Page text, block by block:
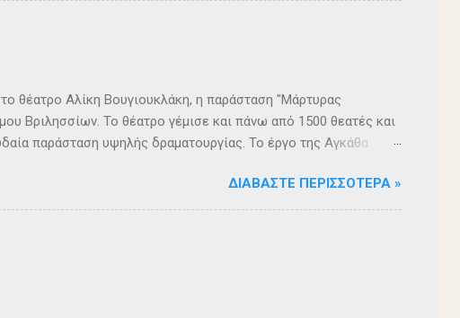
θέατρο Αλίκη Βουγιουκλάκη, η παράσταση "Μάρτυρας
Βριλησσίων. Το θέατρο γέμισε και πάνω από 1500 θεατές και
παράσταση υψηλής δραματουργίας. Το έργο της Αγκάθα
όλα τα ερωτήματα, σημάδεψαν όλους όσους παρακολούθησαν το
για μία αναμφισβήτητα δυνατή παράσταση. Με τη
επί μακρά σειρά ετών είναι υπεύθυνη του Α΄ Δημοτικού
οι ηθοποιοί: Αλέξανδρος Γεωργίου, Αλέξανδρος
Χίου, Ευριπίδης Τσαούσογλου, Θοδωρής Σκληρός ,
ΔΙΑΒΆΣΤΕ ΠΕΡΙΣΣΌΤΕΡΑ »